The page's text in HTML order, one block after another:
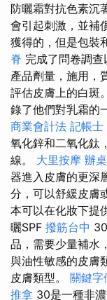
防曬霜對抗色素沉
會引起刺激，並補
獲得的，但是包裝
脊 完成了問卷調查
產品劑量，施用，
評估皮膚上的白斑。
錄了他們對乳霜的
商業會計法 記帳士
氧化鋅和二氧化鈦
線。 大里按摩 辦
器進入皮膚的更深
分，可以舒緩皮膚
本可以在化妝下提
曬SPF 撥筋台中
品，需要少量補水
與油性敏感的皮膚
皮膚類型。 關鍵字
推拿 30是一種非